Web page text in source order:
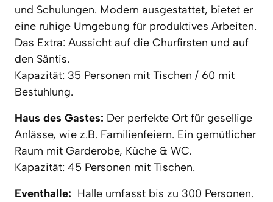
und Schulungen. Modern ausgestattet, bietet er
eine ruhige Umgebung für produktives Arbeiten.
Das Extra: Aussicht auf die Churfirsten und auf
den Säntis.
Kapazität: 35 Personen mit Tischen / 60 mit
Bestuhlung.
Haus des Gastes: Der perfekte Ort für gesellige
Anlässe, wie z.B. Familienfeiern. Ein gemütlicher
Raum mit Garderobe, Küche & WC.
Kapazität: 45 Personen mit Tischen.
Eventhalle: Halle umfasst bis zu 300 Personen.